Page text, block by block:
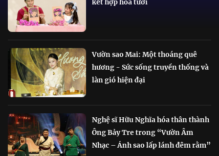
kết hợp hoa tươi
Vườn sao Mai: Một thoáng quê
hương - Sức sống truyền thống và
làn gió hiện đại
Nghệ sĩ Hữu Nghĩa hóa thân thành
Ông Bảy Tre trong “Vườn Âm
Nhạc – Ánh sao lấp lánh đêm rằm”